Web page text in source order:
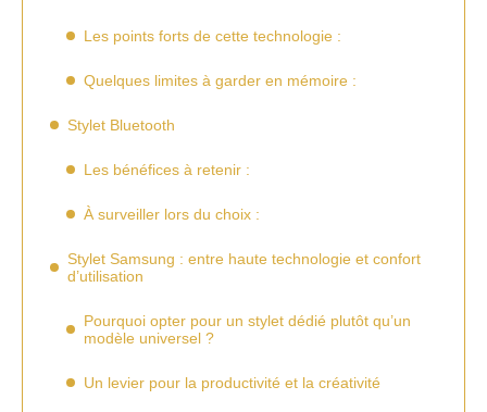
Les points forts de cette technologie :
Quelques limites à garder en mémoire :
Stylet Bluetooth
Les bénéfices à retenir :
À surveiller lors du choix :
Stylet Samsung : entre haute technologie et confort
d’utilisation
Pourquoi opter pour un stylet dédié plutôt qu’un
modèle universel ?
Un levier pour la productivité et la créativité